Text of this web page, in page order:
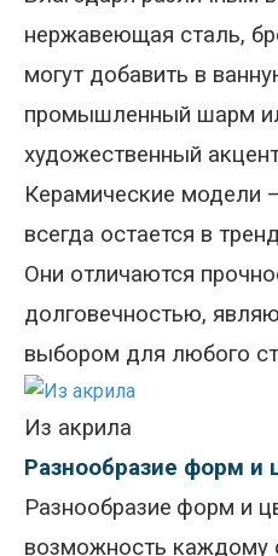
нержавеющая сталь,
могут добавить в
промышленный шарм
художественный
Керамические модели
всегда остается в
Они отличаются
долговечностью,
выбором для любого
Из акрила
Разнообразие форм и
Разнообразие форм и
возможность каждому